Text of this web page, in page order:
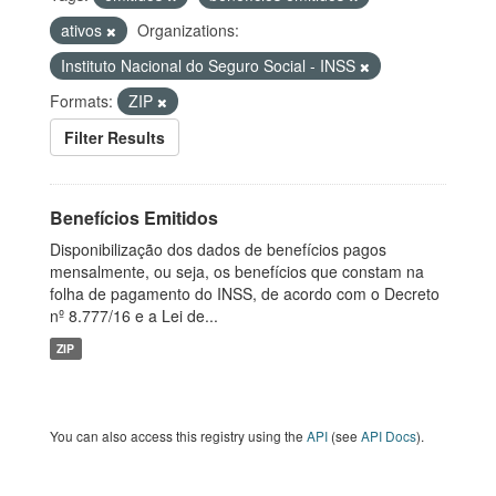
ativos
Organizations:
Instituto Nacional do Seguro Social - INSS
Formats:
ZIP
Filter Results
Benefícios Emitidos
Disponibilização dos dados de benefícios pagos
mensalmente, ou seja, os benefícios que constam na
folha de pagamento do INSS, de acordo com o Decreto
nº 8.777/16 e a Lei de...
ZIP
You can also access this registry using the API (see API Docs).